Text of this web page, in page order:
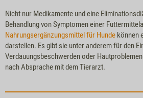
Nicht nur Medikamente und eine
Behandlung von Symptomen einer
Nahrungsergänzungsmittel für Hunde können
darstellen. Es gibt sie unter anderem für den
Verdauungsbeschwerden oder
nach Absprache mit dem Tierarzt.